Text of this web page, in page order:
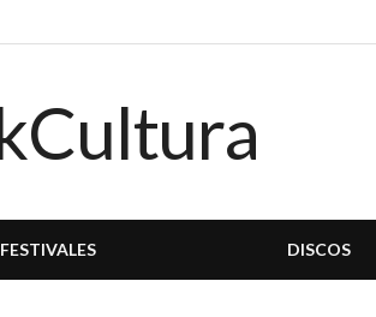
FESTIVALES DISCOS